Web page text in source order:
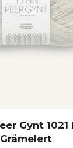
Gynt 1021
Gråmelert